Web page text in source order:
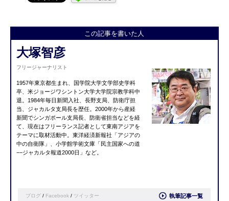
この記事を書いた人
大塚智彦
フリージャーナリスト
1957年東京都生まれ、国学院大学文学部史学科
卒、米ジョージワシントン大学大学院宗教学科中
退。1984年毎日新聞入社、長野支局、防衛庁担
当、ジャカルタ支局長を歴任。2000年から産経
新聞でシンガポール支局長、防衛省担当などを経
て、現在はフリーランス記者として東南アジアを
テーマに取材活動中。東洋経済新報社「アジアの
中の自衛隊」、小学館学術文庫「民主国家への道
−−ジャカルタ報道2000日」など。
ブログ / Facebook / ツイッター 執筆記事一覧